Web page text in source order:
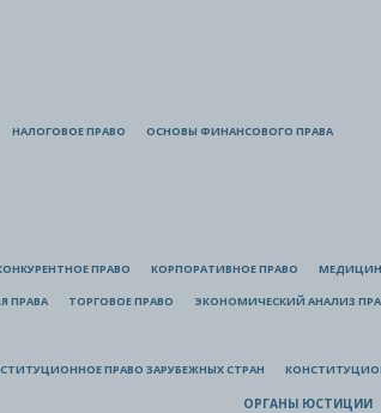
НАЛОГОВОЕ ПРАВО ОСНОВЫ ФИНАНСОВОГО ПРАВА
ПРАВО КОРПОРАТИВНОЕ ПРАВО
ПРАВА ТОРГОВОЕ ПРАВО ЭКОНОМИЧЕСКИЙ АНАЛИЗ
ПРАВО ЗАРУБЕЖНЫХ СТРАН
ОРГАНЫ ЮСТИЦИИ